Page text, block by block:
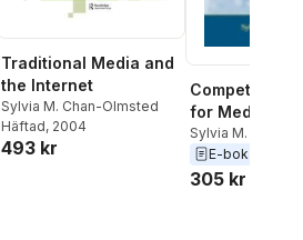
Traditional Media and
the Internet
Sylvia M. Chan-Olmsted
Häftad, 2004
493 kr
Competitive
for Media
Sylvia M. Chan-
E-bok
305 kr